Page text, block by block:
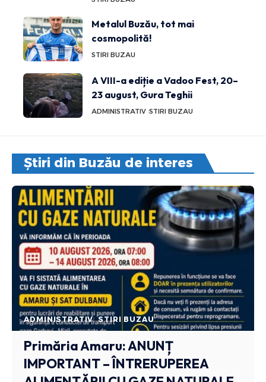
Metalul Buzău, tot mai
cosmopolită!
STIRI BUZAU
A VIII-a ediție a Vadoo Fest, 20–
23 august, Gura Teghii
ADMINISTRATIV STIRI BUZAU
Știri din Buzău de interes
ADMINISTRATIV STIRI BUZAU
Primăria Amaru: ANUNȚ
IMPORTANT – ÎNTRERUPEREA